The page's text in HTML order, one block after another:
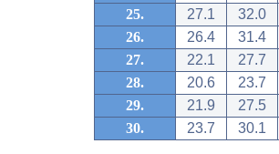
25.
27.1
32.0
26.
26.4
31.4
27.
22.1
27.7
28.
20.6
23.7
29.
21.9
27.5
30.
23.7 30.1